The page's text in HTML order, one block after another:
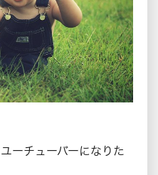
ーチューバーになりた